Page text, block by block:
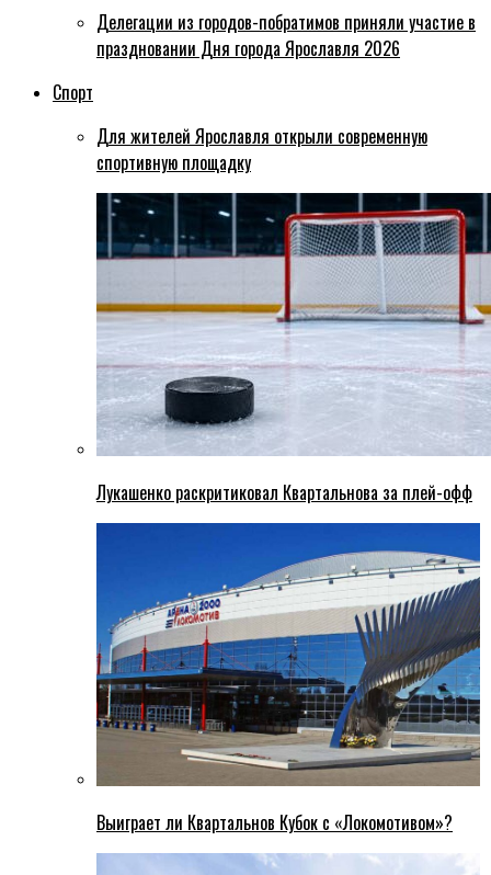
Делегации из городов-побратимов приняли участие в
праздновании Дня города Ярославля 2026
Спорт
Для жителей Ярославля открыли современную
спортивную площадку
Лукашенко раскритиковал Квартальнова за плей-офф
Выиграет ли Квартальнов Кубок с «Локомотивом»?